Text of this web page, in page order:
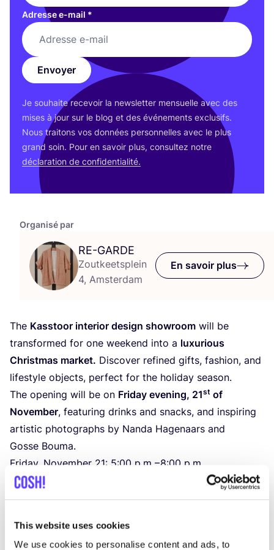
This website uses cookies
We use cookies to personalise content and ads, to
Organisé par
RE-GARDE
Zoutkeetsplein
4, Amsterdam
En savoir plus
The Kass­toor inter­ior desi­gn sho­wroom will be
trans­for­med for one wee­kend into a luxu­rious
Christ­mas mar­ket. Dis­co­ver refi­ned gifts, fashion, and
life­style objects, per­fect for the holi­day season.
The ope­ning will be on Fri­day eve­ning, 21st of
Novem­ber, fea­tu­ring drinks and snacks, and ins­pi­ring
artis­tic pho­to­graphs by Nan­da Hage­naars and
Gosse Bouma.
Fri­day, Novem­ber 21: 5:00 p.m. –8:00 p.m.
Satur­day, Novem­ber
p.m.
Sun­day, Novem­ber23:12:00p.m. –5:00p.m.
with style and a story.
Adresse e-mail *
Envoyer
Je sou­haite rece­voir la news­let­ter men­suelle avec des
mises à jour sur le blog et des évé­ne­ments exclu­sifs.
Nous trai­tons vos don­nées per­son­nelles avec le plus
grand soin. Pour en savoir plus, consul­tez notre
décla­ra­tion de confidentialité.